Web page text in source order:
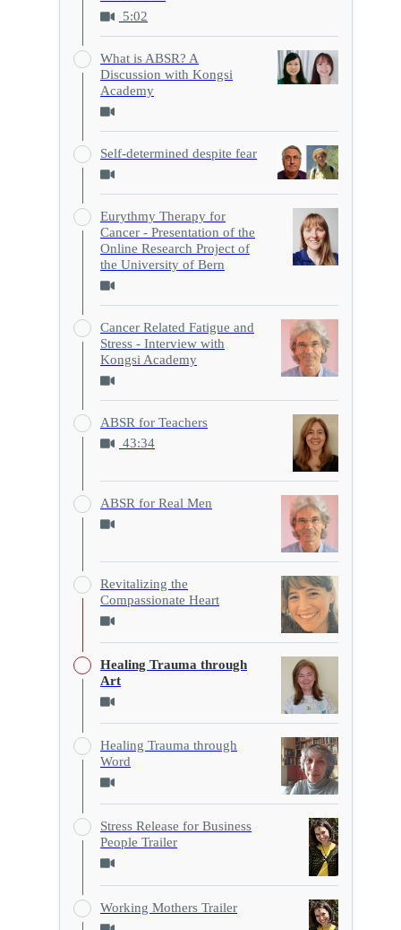
5:02
What is ABSR? A
Discussion with Kongsi
Academy
Self-determined despite fear
Eurythmy Therapy for
Cancer - Presentation of the
Online Research Project of
the University of Bern
Cancer Related Fatigue and
Stress - Interview with
Kongsi Academy
ABSR for Teachers
43:34
ABSR for Real Men
Revitalizing the
Compassionate Heart
Healing Trauma through
Art
Healing Trauma through
Word
Stress Release for Business
People Trailer
Working Mothers Trailer